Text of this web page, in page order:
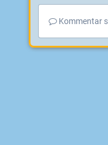
Kommentar